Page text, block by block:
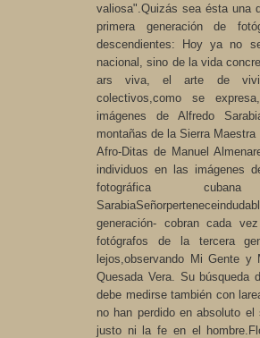
valiosa".Quizás sea ésta una
primera generación de
descendientes: Hoy ya no
nacional, sino de la vida
ars viva, el arte de
colectivos,como se
imágenes de Alfredo
montañas de la Sierra
Afro-Ditas de Manuel
individuos en las imágenes
fotográfica
generación- cobran cada
fotógrafos de la tercera
lejos,observando Mi Gente y
Quesada Vera. Su búsqueda
debe medirse también con
no han perdido en absoluto
justo ni la fe en el